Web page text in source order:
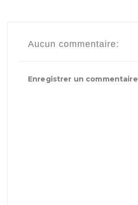
Aucun commentaire:
Enregistrer un commentaire